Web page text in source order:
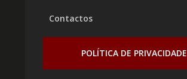
Contactos
POLÍTICA DE PRIVACIDADE